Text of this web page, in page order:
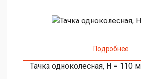
Подробнее
Тачка одноколесная, H = 110 м